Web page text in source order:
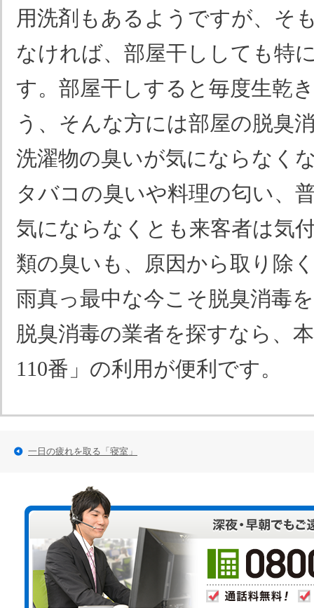
用洗剤もあるようですが、そ
なければ、部屋干ししても特
す。部屋干しすると毎度生乾
う、そんな方には部屋の脱臭
洗濯物の臭いが気にならなく
タバコの臭いや料理の匂い、
気にならなくとも来客者は気
類の臭いも、原因から取り除
雨真っ最中な今こそ脱臭消毒
脱臭消毒の業者を探すなら、
110番」の利用が便利です。
一日の疲れを取る「寝室」